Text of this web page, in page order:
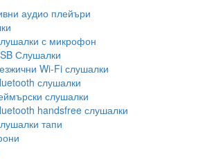
аудио плейъри
с микрофон
Слушалки
Wi-Fi слушалки
слушалки
слушалки
handsfree слушалки
тапи